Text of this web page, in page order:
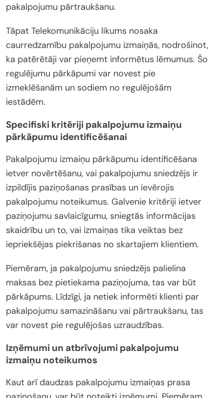
pakalpojumu pārtraukšanu.
Tāpat Telekomunikāciju likums nosaka
caurredzamību pakalpojumu izmaiņās, nodrošinot,
ka patērētāji var pieņemt informētus lēmumus. Šo
regulējumu pārkāpumi var novest pie
izmeklēšanām un sodiem no regulējošām
iestādēm.
Specifiski kritēriji pakalpojumu izmaiņu
pārkāpumu identificēšanai
Pakalpojumu izmaiņu pārkāpumu identificēšana
ietver novērtēšanu, vai pakalpojumu sniedzējs ir
izpildījis paziņošanas prasības un ievērojis
pakalpojumu noteikumus. Galvenie kritēriji ietver
paziņojumu savlaicīgumu, sniegtās informācijas
skaidrību un to, vai izmaiņas tika veiktas bez
iepriekšējas piekrišanas no skartajiem klientiem.
Piemēram, ja pakalpojumu sniedzējs palielina
maksas bez pietiekama paziņojuma, tas var būt
pārkāpums. Līdzīgi, ja netiek informēti klienti par
pakalpojumu samazināšanu vai pārtraukšanu, tas
var novest pie regulējošas uzraudzības.
Izņēmumi un atbrīvojumi pakalpojumu
izmaiņu noteikumos
Kaut arī daudzas pakalpojumu izmaiņas prasa